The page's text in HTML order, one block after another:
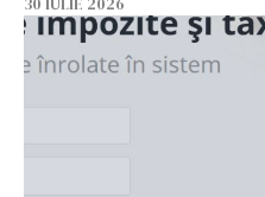
30 IULIE 2026